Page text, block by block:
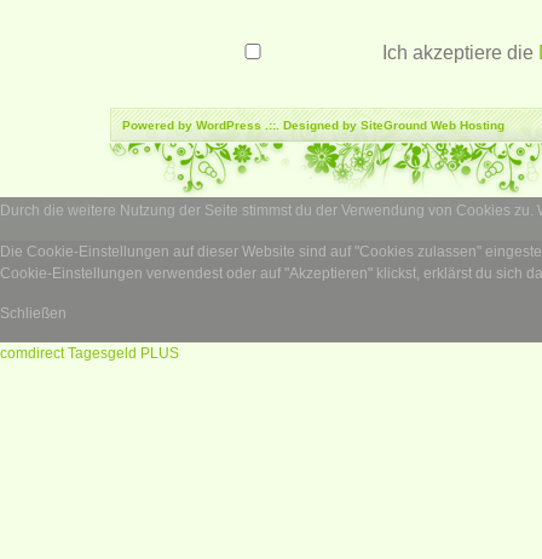
Ich akzeptiere die
Powered byWordPress.::. Designed by SiteGroundWeb Hosting
Durch die weitere Nutzung der Seite stimmst du der Verwendung von Cookies zu.
Die Cookie-Einstellungen auf dieser Website sind auf "Cookies zulassen"
Cookie-Einstellungen verwendest oder auf "Akzeptieren" klickst, erklärst du sich
Schließen
comdirect Tagesgeld PLUS